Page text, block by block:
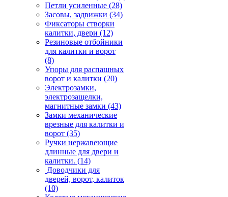
Петли усиленные (28)
Засовы, задвижки (34)
Фиксаторы створки
калитки, двери (12)
Резиновые отбойники
для калитки и ворот
(8)
Упоры для распашных
ворот и калитки (20)
Электрозамки,
электрозащелки,
магнитные замки (43)
Замки механические
врезные для калитки и
ворот (35)
Ручки нержавеющие
длинные для двери и
калитки. (14)
Доводчики для
дверей, ворот, калиток
(10)